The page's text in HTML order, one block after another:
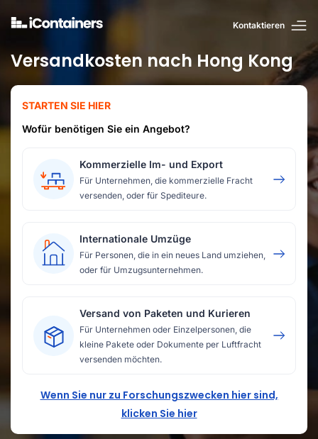
Kontaktieren
Versandkosten nach Hong Kong
STARTEN SIE HIER
Wofür benötigen Sie ein Angebot?
Kommerzielle Im- und Export
Für Unternehmen, die kommerzielle Fracht
versenden, oder für Spediteure.
Internationale Umzüge
Für Personen, die in ein neues Land umziehen,
oder für Umzugsunternehmen.
Versand von Paketen und Kurieren
Für Unternehmen oder Einzelpersonen, die
kleine Pakete oder Dokumente per Luftfracht
versenden möchten.
Wenn Sie nur zu Forschungszwecken hier sind,
klicken Sie hier